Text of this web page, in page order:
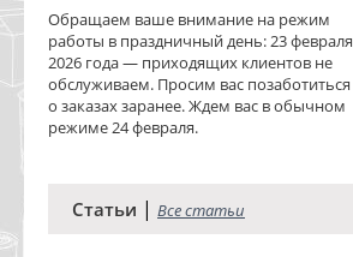
Обращаем ваше внимание на режим
работы в праздничный день: 23 февраля
2026 года — приходящих клиентов не
обслуживаем. Просим вас позаботиться
о заказах заранее. Ждем вас в обычном
режиме 24 февраля.
Статьи | Все статьи